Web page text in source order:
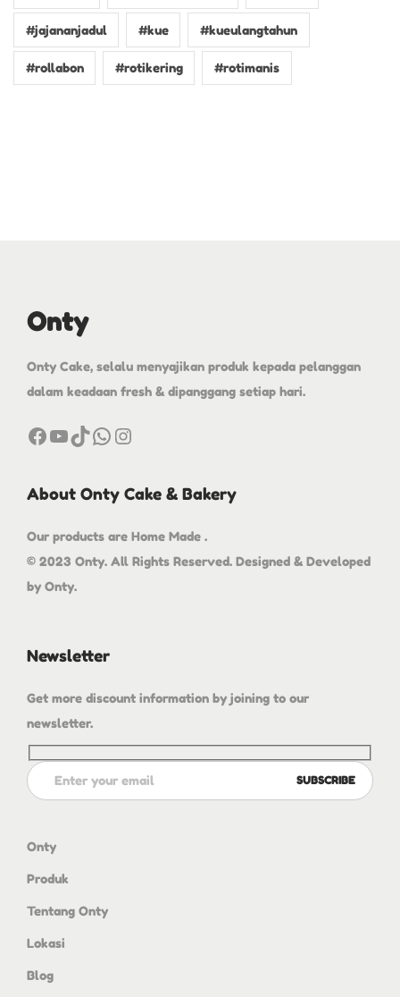
#jajananjadul #kue #kueulangtahun
#rollabon #rotikering #rotimanis
Onty
Onty Cake, selalu menyajikan produk kepada pelanggan
dalam keadaan fresh & dipanggang setiap hari.
About Onty Cake & Bakery
Our products are Home Made .
© 2023 Onty. All Rights Reserved. Designed & Developed
by Onty.
Newsletter
Get more discount information by joining to our
newsletter.
Onty
Produk
Tentang Onty
Lokasi
Blog